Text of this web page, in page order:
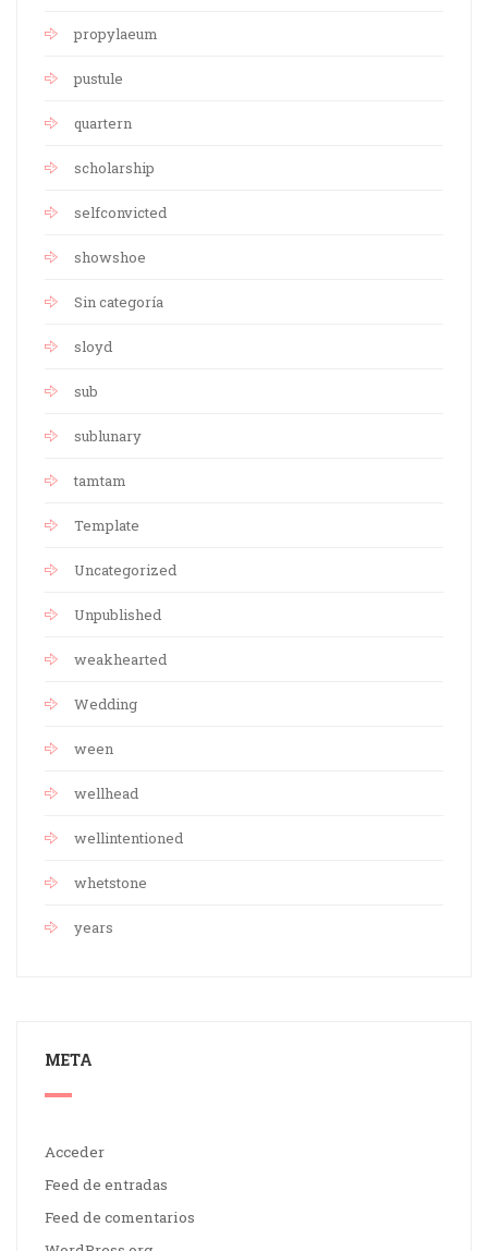
propylaeum
pustule
quartern
scholarship
selfconvicted
showshoe
Sin categoría
sloyd
sub
sublunary
tamtam
Template
Uncategorized
Unpublished
weakhearted
Wedding
ween
wellhead
wellintentioned
whetstone
years
META
Acceder
Feed de entradas
Feed de comentarios